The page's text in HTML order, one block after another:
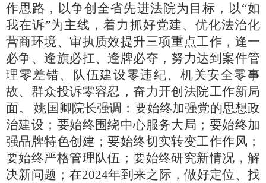
作思路，以争创全省先进法院为目标，以“如
我在诉”为主线，着力抓好党建、优化法治化
营商环境、审执质效提升三项重点工作，逢一
必争、逢旗必扛、逢牌必夺，努力达到案件管
理零差错、队伍建设零违纪、机关安全零事
故、群众投诉零容忍，奋力开创法院工作新局
面。 姚国卿院长强调：要始终加强党的思想政
治建设；要始终围绕中心服务大局；要始终加
强品牌特色创建；要始终切实转变工作作风；
要始终严格管理队伍；要始终研究新情况，解
决新问题；在2024年到来之际，做好定位、找